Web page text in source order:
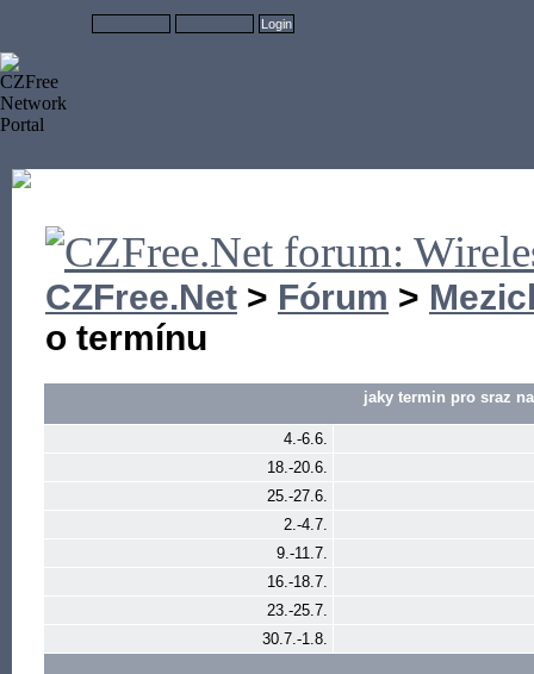
CZFree.Net > Fórum >
o termínu
jaky termin pro sraz
4.-6.6.
18.-20.6.
25.-27.6.
2.-4.7.
9.-11.7.
16.-18.7.
23.-25.7.
30.7.-1.8.